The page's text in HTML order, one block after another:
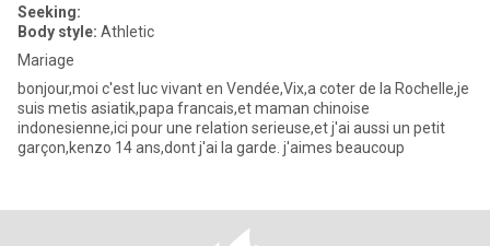
Seeking:
Body style: Athletic
Mariage
bonjour,moi c'est luc vivant en Vendée,Vix,a coter de la Rochelle,je
suis metis asiatik,papa francais,et maman chinoise
indonesienne,ici pour une relation serieuse,et j'ai aussi un petit
garçon,kenzo 14 ans,dont j'ai la garde. j'aimes beaucoup